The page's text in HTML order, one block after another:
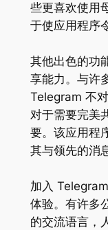
些更喜欢使用
于使应用程序
其他出色的功
享能力。与许
Telegram 不
对于需要完美
要。该应用程
其与领先的消
加入
体验。有许多
的交流语言，